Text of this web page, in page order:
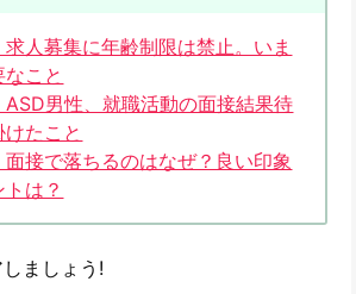
求人募集に年齢制限は禁止。いま
こと
ASD男性、就職活動の面接結果待
たこと
面接で落ちるのはなぜ？良い印象
は？
ましょう!